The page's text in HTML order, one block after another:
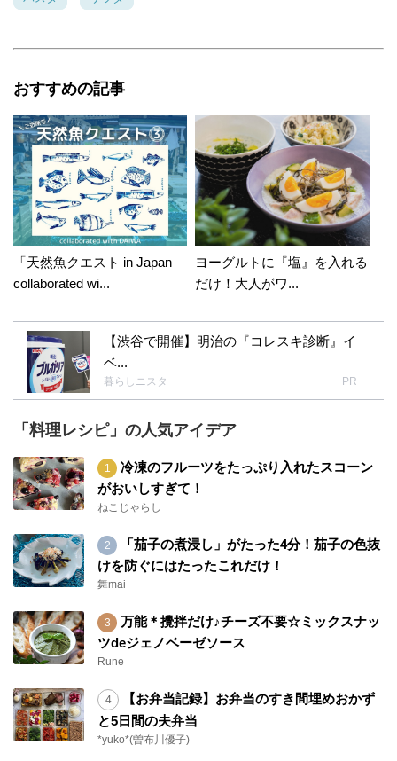
おすすめの記事
「天然魚クエスト in Japan
collaborated wi...
ヨーグルトに『塩』を入れる
だけ！大人がワ...
【渋谷で開催】明治の『コレスキ診断』イ
ベ...
暮らしニスタ PR
「料理レシピ」の人気アイデア
冷凍のフルーツをたっぷり入れたスコーン
がおいしすぎて！
ねこじゃらし
「茄子の煮浸し」がたった4分！茄子の色抜
けを防ぐにはたったこれだけ！
舞mai
万能＊攪拌だけ♪チーズ不要☆ミックスナッ
ツdeジェノベーゼソース
Rune
【お弁当記録】お弁当のすき間埋めおかず
と5日間の夫弁当
*yuko*(曽布川優子)